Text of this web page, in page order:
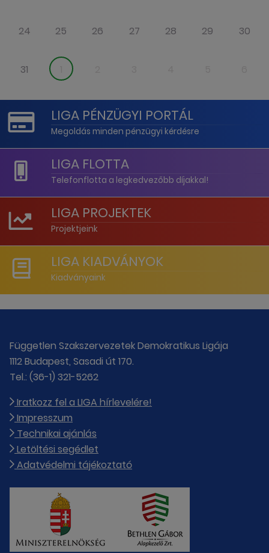
24 25 26 27 28 29 30
31
LIGA PÉNZÜGYI PORTÁL
Megoldás minden pénzügyi kérdésre
LIGA FLOTTA
Telefonflotta a legkedvezőbb díjakkal!
LIGA PROJEKTEK
Projektjeink
LIGA KIADVÁNYOK
Kiadványaink
Független Szakszervezetek Demokratikus Ligája
1112 Budapest, Sasadi út 170.
Tel.: (36-1) 321-5262
Iratkozz fel a LIGA hírlevelére!
Impresszum
Technikai ajánlás
Letöltési segédlet
Adatvédelmi tájékoztató